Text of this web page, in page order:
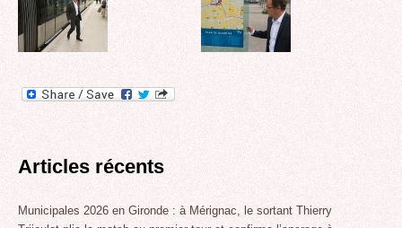
Articles récents
Municipales 2026 en Gironde : à Mérignac, le sortant Thierry